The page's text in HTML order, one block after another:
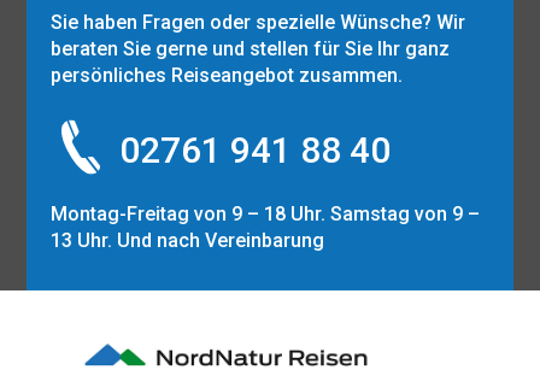
Sie haben Fragen oder spezielle Wünsche? Wir
beraten Sie gerne und stellen für Sie Ihr ganz
persönliches Reiseangebot zusammen.
02761 941 88 40
Montag-Freitag von 9 – 18 Uhr. Samstag von 9 –
13 Uhr. Und nach Vereinbarung